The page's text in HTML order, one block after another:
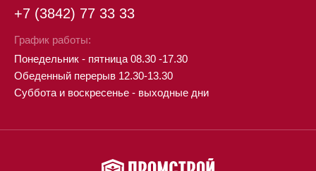
+7 (3842) 77 33 33
График работы:
Понедельник - пятница 08.30 -17.30
Обеденный перерыв 12.30-13.30
Суббота и воскресенье - выходные дни